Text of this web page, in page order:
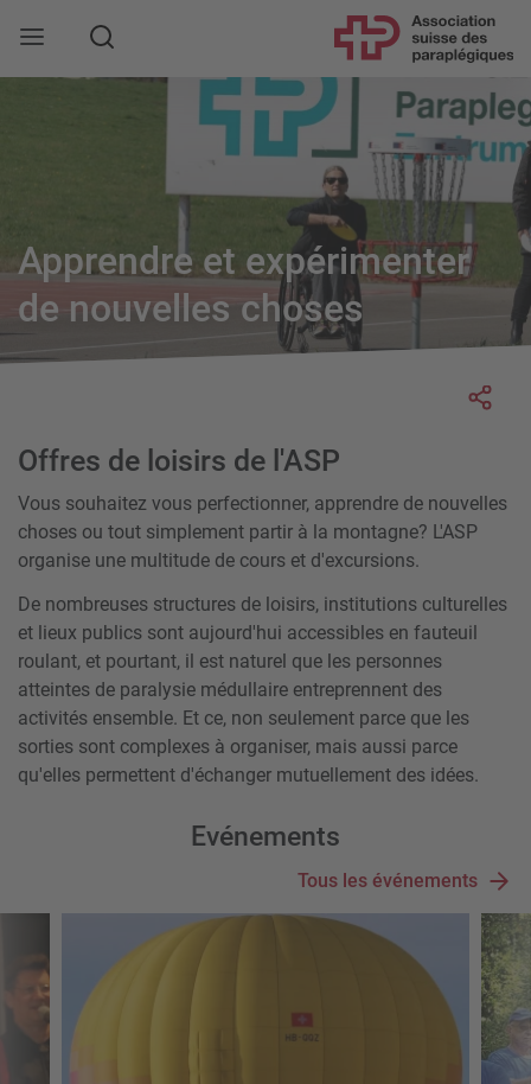
Rechercher
Apprendre et expérimenter
de nouvelles choses
Offres de loisirs de l'ASP
Vous souhaitez vous perfectionner, apprendre de nouvelles
choses ou tout simplement partir à la montagne? L'ASP
organise une multitude de cours et d'excursions.
De nombreuses structures de loisirs, institutions culturelles
et lieux publics sont aujourd'hui accessibles en fauteuil
roulant, et pourtant, il est naturel que les personnes
atteintes de paralysie médullaire entreprennent des
activités ensemble. Et ce, non seulement parce que les
sorties sont complexes à organiser, mais aussi parce
qu'elles permettent d'échanger mutuellement des idées.
Evénements
Tous les événements